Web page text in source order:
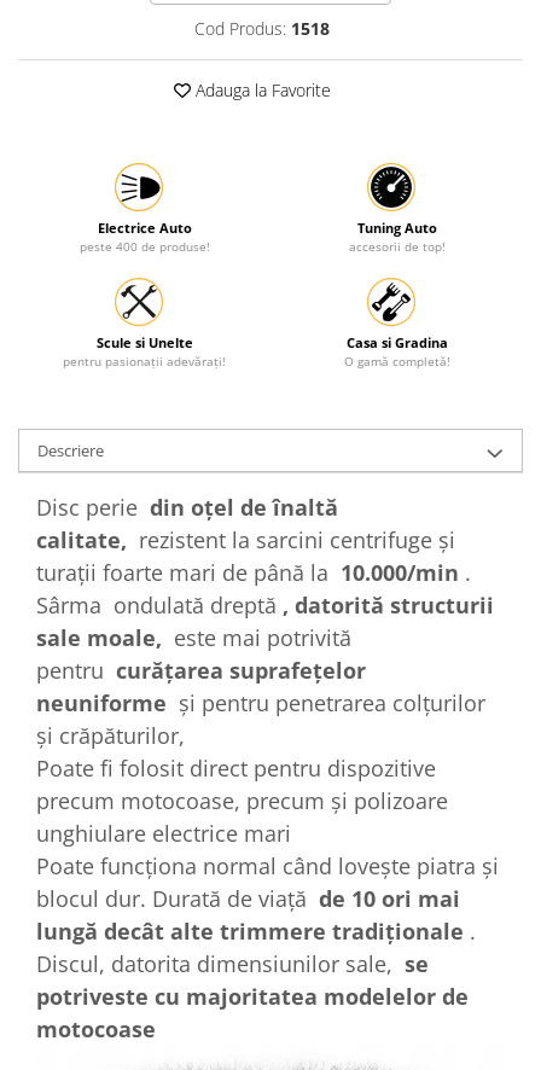
Suport motocicleta
Surubelnite
Tunuri de caldura si aeroteme
Utilaje constructie
Cod Produs: 1518
Adauga la Favorite
Electrice Auto
peste 400 de produse!
Tuning Auto
accesorii de top!
Scule si Unelte
pentru pasionații adevărați!
Casa si Gradina
O gamă completă!
Descriere
Disc perie din oțel de înaltă
calitate, rezistent la sarcini centrifuge și
turații foarte mari de până la 10.000/min .
Sârma ondulată dreptă , datorită structurii
sale moale, este mai potrivită
pentru curățarea suprafețelor
neuniforme și pentru penetrarea colțurilor
și crăpăturilor,
Poate fi folosit direct pentru dispozitive
precum motocoase, precum și polizoare
unghiulare electrice mari
Poate funcționa normal când lovește piatra și
blocul dur. Durată de viață de 10 ori mai
lungă decât alte trimmere tradiționale .
Discul, datorita dimensiunilor sale, se
potriveste cu majoritatea modelelor de
motocoase